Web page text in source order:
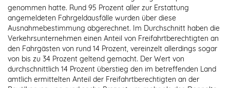
genommen hatte. Rund 95 Prozent aller zur Erstattung
angemeldeten Fahrgeldausfälle wurden über diese
Ausnahmebestimmung abgerechnet. Im Durchschnitt haben die
Verkehrsunternehmen einen Anteil von Freifahrtberechtigten an
den Fahrgästen von rund 14 Prozent, vereinzelt allerdings sogar
von bis zu 34 Prozent geltend gemacht. Der Wert von
durchschnittlich 14 Prozent überstieg den im betreffenden Land
amtlich ermittelten Anteil der Freifahrtberechtigten an der